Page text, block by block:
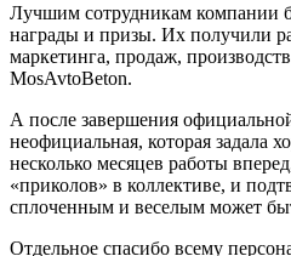
Лучшим сотрудникам компании
награды и призы. Их получили
маркетинга, продаж,
MosAvtoBeton.
А после завершения
неофициальная, которая задала
несколько месяцев работы
«приколов» в коллективе, и
сплоченным и веселым может
Отдельное спасибо всему